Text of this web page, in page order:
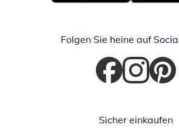
Öffnet in neuem Fenster
Öffnet in
Folgen Sie heine auf
Öffnet in neuem
Öffnet in
Sicher einkaufen